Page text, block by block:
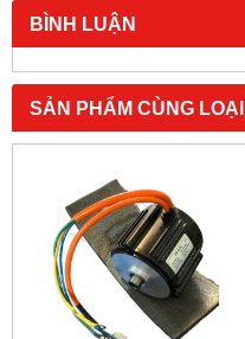
BÌNH LUẬN
SẢN PHẨM CÙNG LOẠI